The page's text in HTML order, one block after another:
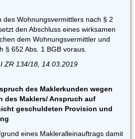
des Wohnungsvermittlers nach § 2
den Abschluss eines wirksamen
dem Wohnungsvermittler und
§ 652 Abs. 1 BGB voraus.
ZR 134/18, 14.03.2019
des Maklerkunden wegen
des Maklers/ Anspruch auf
geschuldeten Provision und
eines Makleralleinauftrags damit